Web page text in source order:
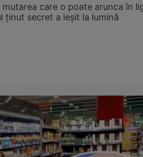
care o poate arunca în
ținut secret a ieșit la lumină